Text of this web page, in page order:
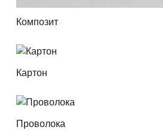
Композит
Картон
Проволока